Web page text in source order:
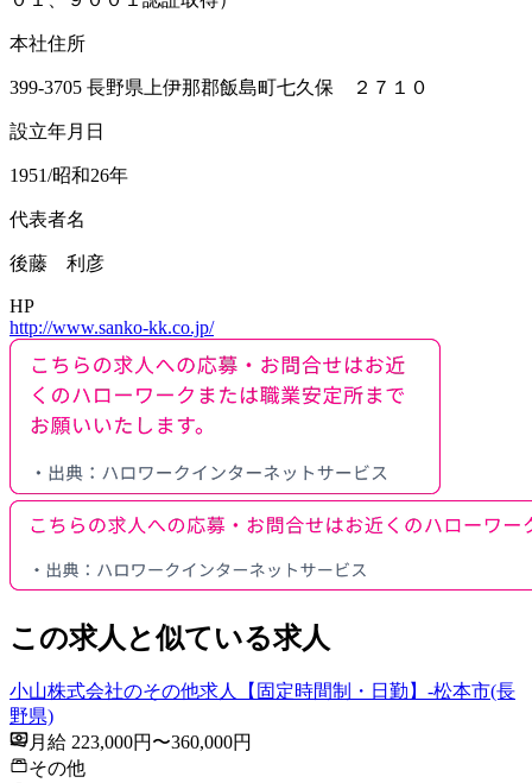
本社住所
399-3705 長野県上伊那郡飯島町七久保 ２７１０
設立年月日
1951/昭和26年
代表者名
後藤 利彦
HP
http://www.sanko-kk.co.jp/
この求人と似ている求人
小山株式会社のその他求人【固定時間制・日勤】-松本市(長
野県)
月給 223,000円〜360,000円
その他